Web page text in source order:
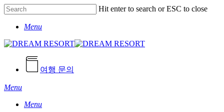
Skip
to
main
Hit enter to search or ESC to close
SearchMenu
여행 문의
Menu
Menu